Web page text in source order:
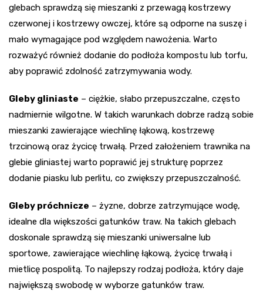
glebach sprawdzą się mieszanki z przewagą kostrzewy
czerwonej i kostrzewy owczej, które są odporne na suszę i
mało wymagające pod względem nawożenia. Warto
rozważyć również dodanie do podłoża kompostu lub torfu,
aby poprawić zdolność zatrzymywania wody.
Gleby gliniaste – ciężkie, słabo przepuszczalne, często
nadmiernie wilgotne. W takich warunkach dobrze radzą sobie
mieszanki zawierające wiechlinę łąkową, kostrzewę
trzcinową oraz życicę trwałą. Przed założeniem trawnika na
glebie gliniastej warto poprawić jej strukturę poprzez
dodanie piasku lub perlitu, co zwiększy przepuszczalność.
Gleby próchnicze – żyzne, dobrze zatrzymujące wodę,
idealne dla większości gatunków traw. Na takich glebach
doskonale sprawdzą się mieszanki uniwersalne lub
sportowe, zawierające wiechlinę łąkową, życicę trwałą i
mietlicę pospolitą. To najlepszy rodzaj podłoża, który daje
największą swobodę w wyborze gatunków traw.